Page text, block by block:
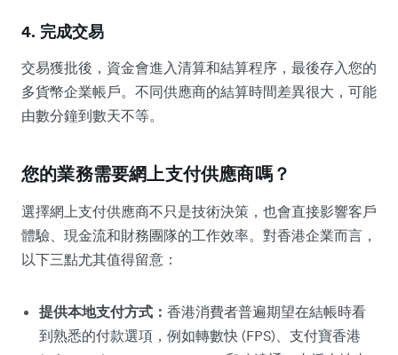
4. 完成交易
交易獲批後，資金會進入清算和結算程序，最後存入您的
多貨幣企業帳戶。不同供應商的結算時間差異很大，可能
由數分鐘到數天不等。
您的業務需要網上支付供應商嗎？
選擇網上支付供應商不只是技術決策，也會直接影響客戶
體驗、現金流和財務團隊的工作效率。對香港企業而言，
以下三點尤其值得留意：
提供本地支付方式： 香港消費者普遍期望在結帳時看
到熟悉的付款選項，例如轉數快 (FPS)、支付寶香港